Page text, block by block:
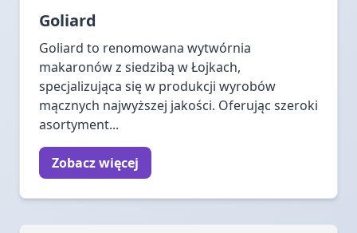
Goliard
Goliard to renomowana wytwórnia
makaronów z siedzibą w Łojkach,
specjalizująca się w produkcji wyrobów
mącznych najwyższej jakości. Oferując szeroki
asortyment...
Zobacz więcej